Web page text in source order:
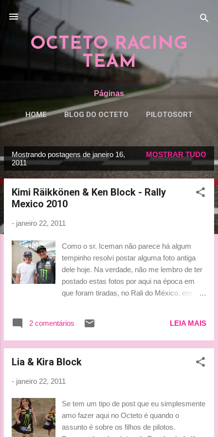
OCTETO RACING
TEAM
Páginas
HOME BLOG DO OCTETO PILOTOSORT
P
o
Mostrando postagens de janeiro 16,
2011
MOSTRAR TUDO
Kimi Räikkönen & Ken Block - Rally
Mexico 2010
- janeiro 22, 2011
Como o sr. Iceman não parece há algum
tempinho resolvi postar alguma foto antiga
dele hoje. Na verdade, não me lembro de ter
postado estas fotos por aqui na época em
que foram tiradas, no Rali do México, em
confessar que se Kimi não tivesse
continuado a correr com um Citroën, vê-lo
awesome!!!! Como gostam de dizer os
Mexico 2010 Dica: Monster_Block43 (KRS
2 comentários LEIA MAIS
Lia & Kira Block
- janeiro 22, 2011
Se tem um tipo de post que eu simplesmente
amo fazer aqui no Octeto é quando o
assunto é sobre os filhos de pilotos.